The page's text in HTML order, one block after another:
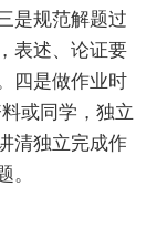
是规范解题过
表述、论证要
四是做作业时
或同学，独立
清独立完成作
。